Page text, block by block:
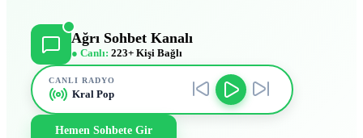
Ağrı Sohbet Kanalı
● Canlı: 223+ Kişi Bağlı
CANLI RADYO
Kral Pop
Hemen Sohbete Gir